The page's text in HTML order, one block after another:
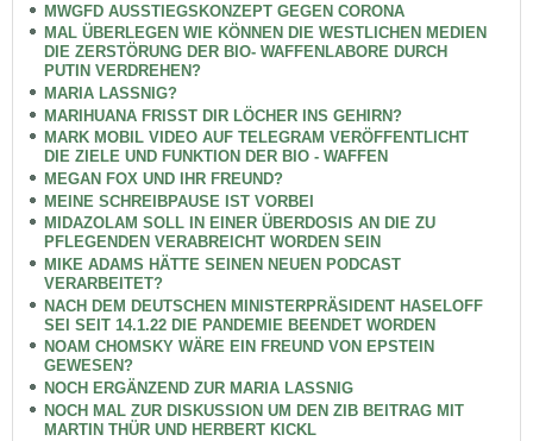
MWGFD AUSSTIEGSKONZEPT GEGEN CORONA
MAL ÜBERLEGEN WIE KÖNNEN DIE WESTLICHEN MEDIEN
DIE ZERSTÖRUNG DER BIO- WAFFENLABORE DURCH
PUTIN VERDREHEN?
MARIA LASSNIG?
MARIHUANA FRISST DIR LÖCHER INS GEHIRN?
MARK MOBIL VIDEO AUF TELEGRAM VERÖFFENTLICHT
DIE ZIELE UND FUNKTION DER BIO - WAFFEN
MEGAN FOX UND IHR FREUND?
MEINE SCHREIBPAUSE IST VORBEI
MIDAZOLAM SOLL IN EINER ÜBERDOSIS AN DIE ZU
PFLEGENDEN VERABREICHT WORDEN SEIN
MIKE ADAMS HÄTTE SEINEN NEUEN PODCAST
VERARBEITET?
NACH DEM DEUTSCHEN MINISTERPRÄSIDENT HASELOFF
SEI SEIT 14.1.22 DIE PANDEMIE BEENDET WORDEN
NOAM CHOMSKY WÄRE EIN FREUND VON EPSTEIN
GEWESEN?
NOCH ERGÄNZEND ZUR MARIA LASSNIG
NOCH MAL ZUR DISKUSSION UM DEN ZIB BEITRAG MIT
MARTIN THÜR UND HERBERT KICKL